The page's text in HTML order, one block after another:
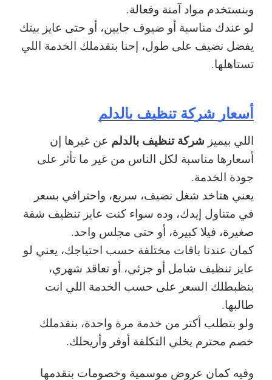
وبنستخدم مواد آمنة وفعالة.
لو عندك مناسبة أو ضيوف جايين، أو حتى عايز بيتك
يفضل نضيف على طول، إحنا بنقدملك الخدمة اللي
تستاهلها.
أسعار شركة تنظيف بالدلم
اللي بيميز شركة تنظيف بالدلم عن غيرها إن
أسعارها مناسبة لكل الناس من غير ما تأثر على
جودة الخدمة.
يعني هتاخد شغل نضيف، سريع، واحترافي بسعر
في متناول إيدك، وده سواء كنت عايز تنظيف شقة
صغيرة، فيلا كبيرة، أو حتى مجلس واحد.
كمان عندنا باقات مختلفة حسب احتياجك، يعني لو
عايز تنظيف شامل أو جزئي، أو تعاقد شهري،
بنظبطلك السعر على حسب الخدمة اللي انت
طالبها.
ولو بتطلب أكتر من خدمة مرة واحدة، بنقدملك
خصم محترم يخلي التكلفة أوفر وأريحلك.
وفيه كمان عروض موسمية وخصومات بنقدمها